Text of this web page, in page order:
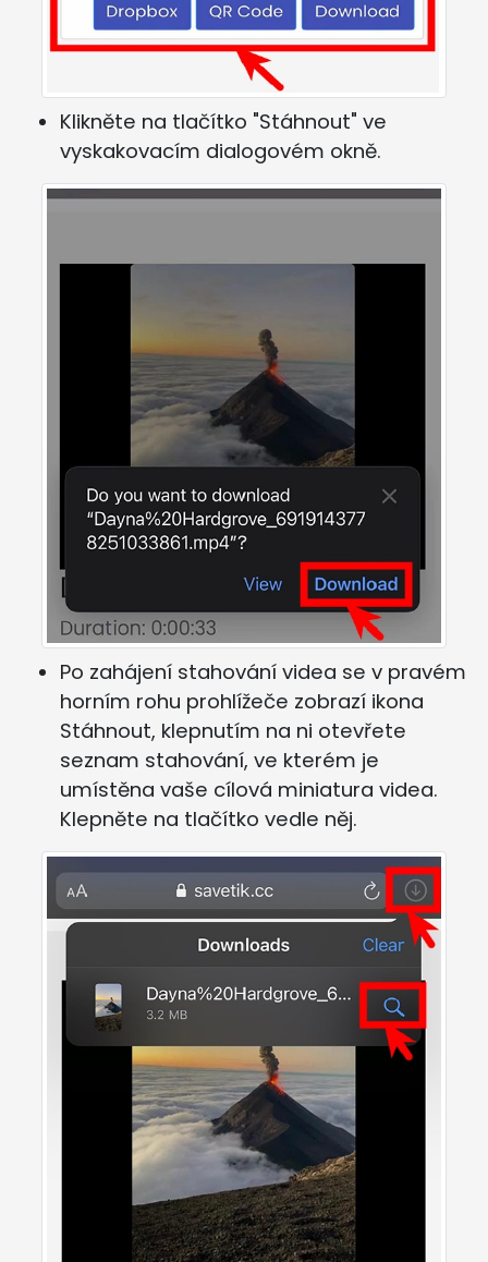
Klikněte na tlačítko "Stáhnout" ve
vyskakovacím dialogovém okně.
Po zahájení stahování videa se v pravém
horním rohu prohlížeče zobrazí ikona
Stáhnout, klepnutím na ni otevřete
seznam stahování, ve kterém je
umístěna vaše cílová miniatura videa.
Klepněte na tlačítko vedle něj.